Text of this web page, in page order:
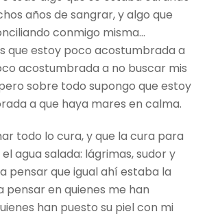
años de sangrar, y algo que
conmigo misma…
que estoy poco acostumbrada a
acostumbrada a no buscar mis
sobre todo supongo que estoy
a que haya mares en calma.
todo lo cura, y que la cura para
agua salada: lágrimas, sudor y
pensar que igual ahí estaba la
pensar en quienes me han
han puesto su piel con mi